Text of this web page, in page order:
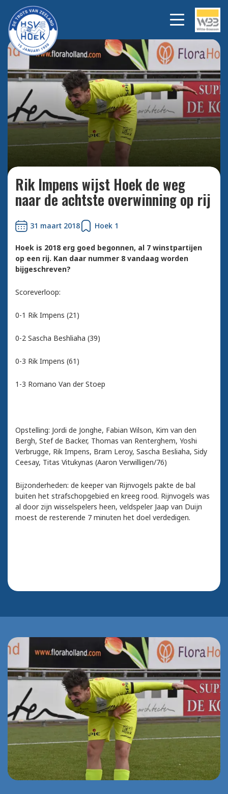
Rik Impens wijst Hoek de weg
naar de achtste overwinning op rij
31 maart 2018 Hoek 1
Hoek is 2018 erg goed begonnen, al 7 winstpartijen
op een rij. Kan daar nummer 8 vandaag worden
bijgeschreven?
Scoreverloop:
0-1 Rik Impens (21)
0-2 Sascha Beshliaha (39)
0-3 Rik Impens (61)
1-3 Romano Van der Stoep
Opstelling: Jordi de Jonghe, Fabian Wilson, Kim van den
Bergh, Stef de Backer, Thomas van Renterghem, Yoshi
Verbrugge, Rik Impens, Bram Leroy, Sascha Besliaha, Sidy
Ceesay, Titas Vitukynas (Aaron Verwilligen/76)
Bijzonderheden: de keeper van Rijnvogels pakte de bal
buiten het strafschopgebied en kreeg rood. Rijnvogels was
al door zijn wisselspelers heen, veldspeler Jaap van Duijn
moest de resterende 7 minuten het doel verdedigen.